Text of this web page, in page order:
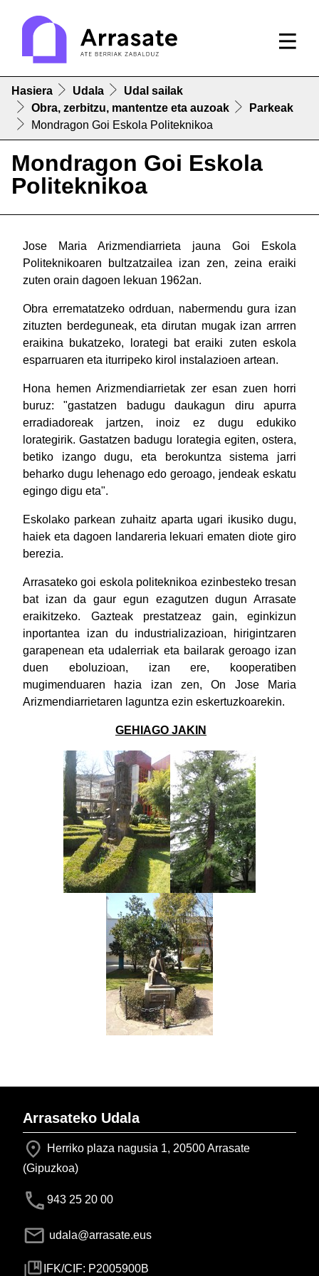
Hasiera Udala
Udal sailak
Obra, zerbitzu, mantentze eta auzoak
Parkeak
Mondragon Goi Eskola Politeknikoa
Mondragon Goi Eskola
Politeknikoa
Jose Maria Arizmendiarrieta jauna Goi Eskola
Politeknikoaren bultzatzailea izan zen, zeina eraiki
zuten orain dagoen lekuan 1962an.
Obra errematatzeko odrduan, nabermendu gura izan
zituzten berdeguneak, eta dirutan mugak izan arrren
eraikina bukatzeko, lorategi bat eraiki zuten eskola
esparruaren eta iturripeko kirol instalazioen artean.
Hona hemen Arizmendiarrietak zer esan zuen horri
buruz: "gastatzen badugu daukagun diru apurra
erradiadoreak jartzen, inoiz ez dugu edukiko
lorategirik. Gastatzen badugu lorategia egiten, ostera,
betiko izango dugu, eta berokuntza sistema jarri
beharko dugu lehenago edo geroago, jendeak eskatu
egingo digu eta".
Eskolako parkean zuhaitz aparta ugari ikusiko dugu,
haiek eta dagoen landareria lekuari ematen diote giro
berezia.
Arrasateko goi eskola politeknikoa ezinbesteko tresan
bat izan da gaur egun ezagutzen dugun Arrasate
eraikitzeko. Gazteak prestatzeaz gain, eginkizun
inportantea izan du industrializazioan, hirigintzaren
garapenean eta udalerriak eta bailarak geroago izan
duen eboluzioan, izan ere, kooperatiben
mugimenduaren hazia izan zen, On Jose Maria
Arizmendiarrietaren laguntza ezin eskertuzkoarekin.
GEHIAGO JAKIN
Arrasateko Udala
Herriko plaza nagusia 1, 20500 Arrasate
(Gipuzkoa)
943 25 20 00
udala@arrasate.eus
IFK/CIF: P2005900B